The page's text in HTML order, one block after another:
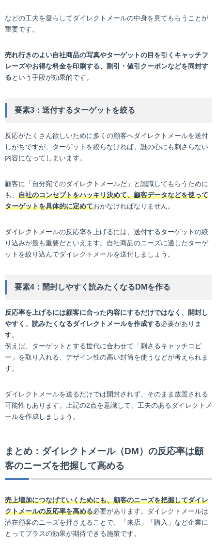
などの工夫を凝らしてダイレクトメールの中身を見てもらうことが
重要です。
売れ行きのよい自社商品の写真やターゲットの目を引くキャッチフ
レーズやお得な料金を印刷する、割引・値引クーポンなどを同封す
るという手段が効果的です。
要素3：送付するターゲットを絞る
反応がたくさん欲しいために多くの顧客へダイレクトメールを送付
しがちですが、ターゲットを絞らなければ、誰の心にも刺さらない
内容になってしまいます。
顧客に「自分宛てのダイレクトメールだ」と認識してもらうために
も、 自社のコンセプトをハッキリ決めて、顧客データなどを使って
ターゲットを具体的に定めておかなければなりません。
ダイレクトメールの反応率を上げるには、送付するターゲットの絞
り込みが最も重要だといえます。自社商品のニーズに適したターゲ
ットを絞り込んでダイレクトメールを送付しましょう。
要素4：開封しやすく読みたくなるDMを作る
反応率を上げるには顧客に合った内容にするだけではなく、開封し
やすく、読みたくなるダイレクトメールを作成する必要がありま
す。
例えば、ターゲットとする世代に合わせて「刺さるキャッチコピ
ー」を取り入れる、デザイン性の高い封筒を使うなどが考えられま
す。
ダイレクトメールを送るだけでは開封されず、そのまま放置される
可能性もあります。上記の2点を意識して、工夫のあるダイレクトメ
ールを作成しましょう。
まとめ：ダイレクトメール（DM）の反応率は顧
客のニーズを把握して高める
売上増加につなげていくためにも、顧客のニーズを把握してダイレ
クトメールの反応率を高める必要があります。ダイレクトメールは
潜在顧客のニーズを押さえることで、「来店」「購入」など企業に
とってプラスの効果が期待できる施策です。